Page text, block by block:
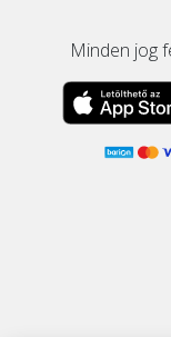
Minden jog